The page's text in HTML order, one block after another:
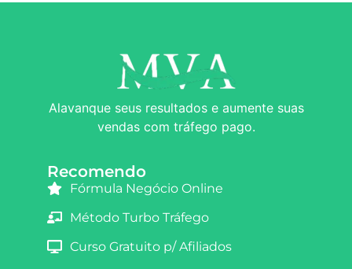
Alavanque seus resultados e aumente suas
vendas com tráfego pago.
Recomendo
Fórmula Negócio Online
Método Turbo Tráfego
Curso Gratuito p/ Afiliados